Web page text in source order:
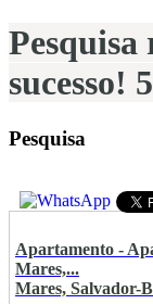
Pesquisa
sucesso!
Pesquisa
Apartamento -
Mares,...
Mares, Salvador-